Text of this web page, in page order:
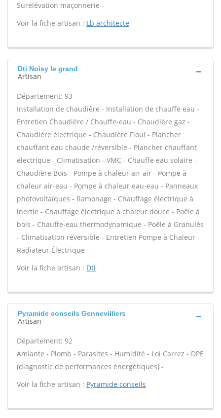
Surélévation maçonnerie -
Voir la fiche artisan : Lb architecte
Dti Noisy le grand
Artisan
Département: 93
Installation de chaudière - Installation de chauffe eau -
Entretien Chaudière / Chauffe-eau - Chaudière gaz -
Chaudière électrique - Chaudière Fioul - Plancher
chauffant eau chaude /réversible - Plancher chauffant
électrique - Climatisation - VMC - Chauffe eau solaire -
Chaudière Bois - Pompe à chaleur air-air - Pompe à
chaleur air-eau - Pompe à chaleur eau-eau - Panneaux
photovoltaïques - Ramonage - Chauffage électrique à
inertie - Chauffage électrique à chaleur douce - Poêle à
bois - Chauffe-eau thermodynamique - Poêle à Granulés
- Climatisation réversible - Entretien Pompe à Chaleur -
Radiateur Électrique -
Voir la fiche artisan : Dti
Pyramide conseils Gennevilliers
Artisan
Département: 92
Amiante - Plomb - Parasites - Humidité - Loi Carrez - DPE
(diagnostic de performances énergétiques) -
Voir la fiche artisan : Pyramide conseils